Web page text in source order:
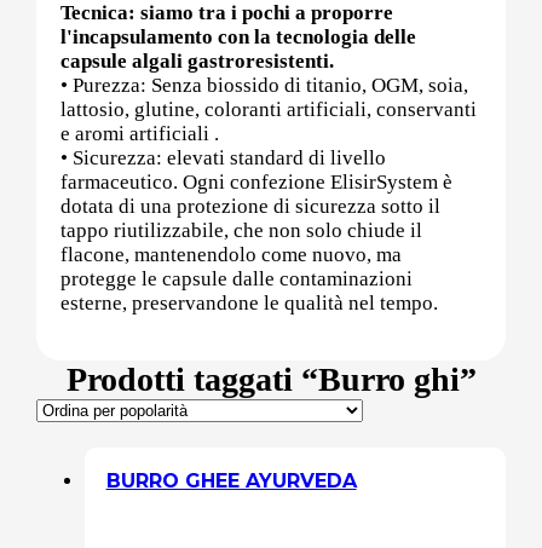
Post (PCT)
Post Workout
Pre-Workout
Prostata
Tecnica: siamo tra i pochi a proporre
l'incapsulamento con la tecnologia delle
capsule algali gastroresistenti.
• Purezza: Senza biossido di titanio, OGM, soia,
lattosio, glutine, coloranti artificiali, conservanti
e aromi artificiali .
• Sicurezza: elevati standard di livello
farmaceutico. Ogni confezione ElisirSystem è
dotata di una protezione di sicurezza sotto il
tappo riutilizzabile, che non solo chiude il
flacone, mantenendolo come nuovo, ma
protegge le capsule dalle contaminazioni
esterne, preservandone le qualità nel tempo.
Prodotti taggati “Burro ghi”
BURRO GHEE AYURVEDA